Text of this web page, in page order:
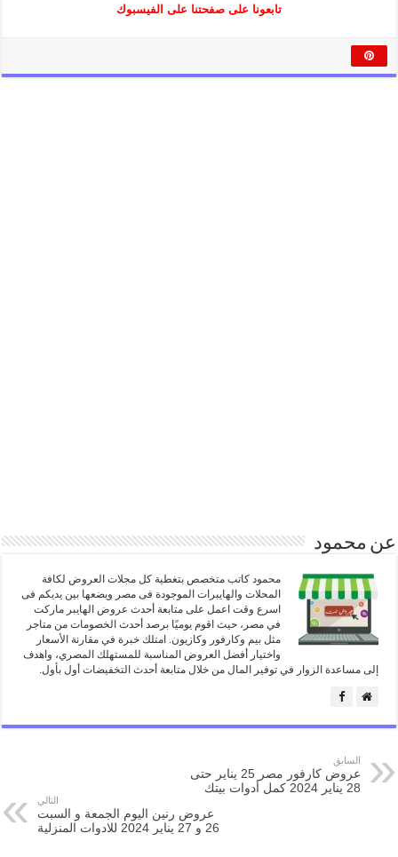
تابعونا على صفحتنا على الفيسبوك
عن محمود
محمود كاتب متخصص بتغطية كل مجلات العروض لكافة
المحلات والهايبرات الموجودة فى مصر ويضعها بين يديكم فى
اسرع وقت اعمل على متابعة أحدث عروض الهايبر ماركت
في مصر، حيث اقوم يوميًا برصد أحدث الخصومات من متاجر
مثل بيم وكارفور وكازيون. امتلك خبرة في مقارنة الأسعار
واختيار أفضل العروض المناسبة للمستهلك المصري، واهدف
إلى مساعدة الزوار في توفير المال من خلال متابعة أحدث التخفيضات أول بأول.
السابق
عروض كارفور مصر 25 يناير حتى
28 يناير 2024 كمل أدوات بيتك
التالي
عروض رنين اليوم الجمعة و السبت
26 و 27 يناير 2024 للادوات المنزلية